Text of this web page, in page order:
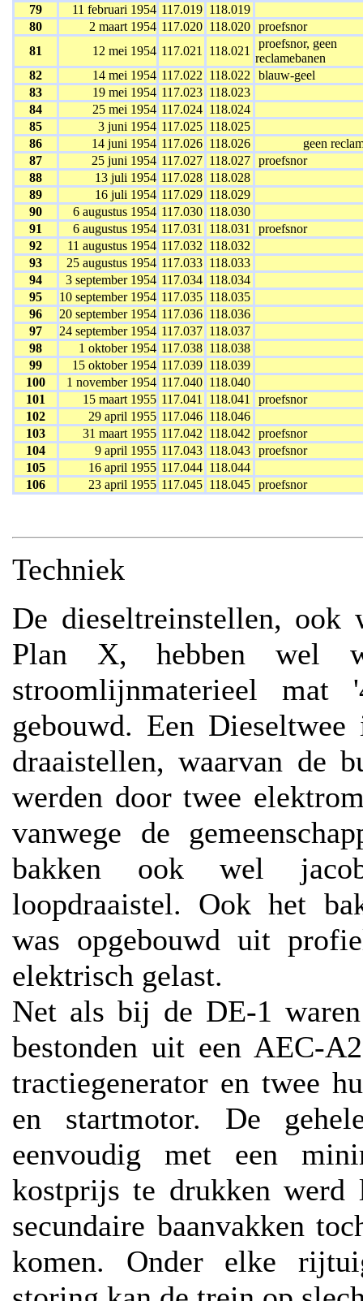
79
11 februari 1954 117.019 118.019
80
2 maart 1954 117.020 118.020 proefsnor
81
12 mei 1954 117.021 118.021
proefsnor, geen
reclamebanen
82
14 mei 1954 117.022 118.022
blauw-geel
83
19 mei 1954 117.023 118.023
84
25 mei 1954 117.024 118.024
85
3 juni 1954 117.025 118.025
86
14 juni 1954 117.026 118.026
geen
87
25 juni 1954 117.027 118.027 proefsnor
88
13 juli 1954 117.028 118.028
89
16 juli 1954 117.029 118.029
90
6 augustus 1954 117.030 118.030
91
6 augustus 1954 117.031 118.031
proefsnor
92
11 augustus 1954 117.032 118.032
93
25 augustus 1954 117.033 118.033
94
3 september 1954 117.034 118.034
95
10 september 1954 117.035 118.035
96
20 september 1954 117.036 118.036
97
24 september 1954 117.037 118.037
98
1 oktober 1954 117.038 118.038
99
15 oktober 1954 117.039 118.039
100
1 november 1954 117.040 118.040
101
15 maart 1955 117.041 118.041
proefsnor
102
29 april 1955 117.046 118.046
103
31 maart 1955 117.042 118.042
proefsnor
104
9 april 1955 117.043 118.043 proefsnor
105
16 april 1955 117.044 118.044
106
23 april 1955 117.045 118.045 proefsnor
Techniek
De dieseltreinstellen, ook
Plan X, hebben wel
stroomlijnmaterieel
gebouwd. Een
draaistellen, waarvan de
werden door twee
vanwege de
bakken ook wel
loopdraaistel. Ook het
was opgebouwd uit
elektrisch gelast.
Net als bij de DE-1
bestonden uit een AEC-
tractiegenerator en twee
en startmotor. De
eenvoudig met een
kostprijs te drukken werd
secundaire baanvakken
komen. Onder elke